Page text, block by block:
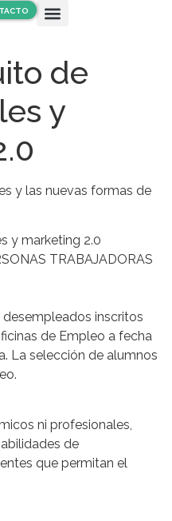
de
y
y las nuevas formas de
y marketing 2.0
TRABAJADORAS
inscritos
de Empleo a fecha
La selección de alumnos
ni profesionales,
de
que permitan el